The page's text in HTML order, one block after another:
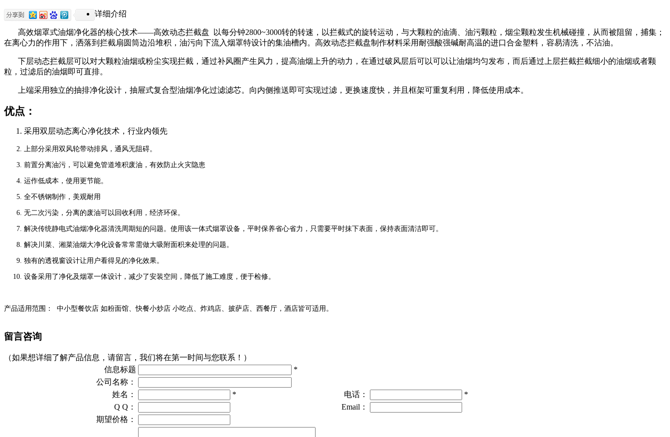
详细介绍
高效烟罩式油烟净化器的核心技术——高效动态拦截盘 以每分钟2800~3000转的转速，以拦截式的旋转运动，与大颗粒的油滴、油污颗粒，烟尘颗粒发生机械碰撞，从而被阻留，捕集；
在离心力的作用下，洒落到拦截扇圆筒边沿堆积，油污向下流入烟罩特设计的集油槽内。高效动态拦截盘制作材料采用耐强酸强碱耐高温的进口合金塑料，容易清洗，不沾油。
下层动态拦截层可以对大颗粒油烟或粉尘实现拦截，通过补风圈产生风力，提高油烟上升的动力，在通过破风层后可以可以让油烟均匀发布，而后通过上层拦截拦截细小的油烟或者颗
粒，过滤后的油烟即可直排。
上端采用独立的抽排净化设计，抽屉式复合型油烟净化过滤滤芯。向内侧推送即可实现过滤，更换速度快，并且框架可重复利用，降低使用成本。
优点：
采用双层动态离心净化技术，行业内领先
上部分采用双风轮带动排风，通风无阻碍。
前置分离油污，可以避免管道堆积废油，有效防止火灾隐患
运作低成本，使用更节能。
全不锈钢制作，美观耐用
无二次污染，分离的废油可以回收利用，经济环保。
解决传统静电式油烟净化器清洗周期短的问题。使用该一体式烟罩设备，平时保养省心省力，只需要平时抹下表面，保持表面清洁即可。
解决川菜、湘菜油烟大净化设备常常需做大吸附面积来处理的问题。
独有的透视窗设计让用户看得见的净化效果。
设备采用了净化及烟罩一体设计，减少了安装空间，降低了施工难度，便于检修。
产品适用范围： 中小型餐饮店 如粉面馆、快餐小炒店 小吃点、炸鸡店、披萨店、西餐厅，酒店皆可适用。
留言咨询
（如果想详细了解产品信息，请留言，我们将在第一时间与您联系！）
信息标题
*
公司名称：
姓名：
* 电话：
*
Q Q：
Email：
期望价格：